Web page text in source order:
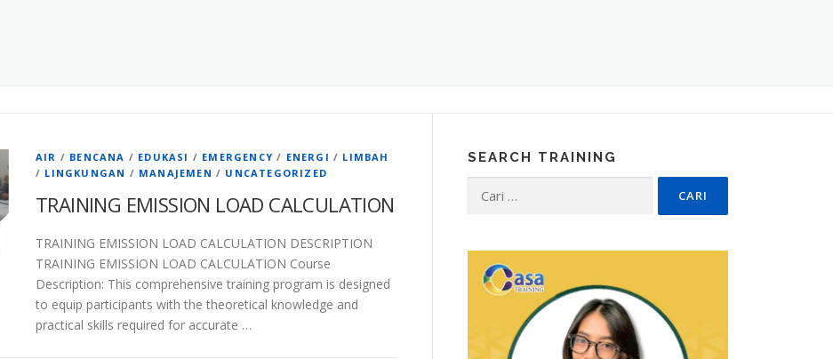
AIR / BENCANA / EDUKASI / EMERGENCY / ENERGI / LIMBAH
/ LINGKUNGAN / MANAJEMEN / UNCATEGORIZED
TRAINING EMISSION LOAD CALCULATION
TRAINING EMISSION LOAD CALCULATION DESCRIPTION
TRAINING EMISSION LOAD CALCULATION Course
Description: This comprehensive training program is designed
to equip participants with the theoretical knowledge and
practical skills required for accurate …
SEARCH TRAINING
untuk: